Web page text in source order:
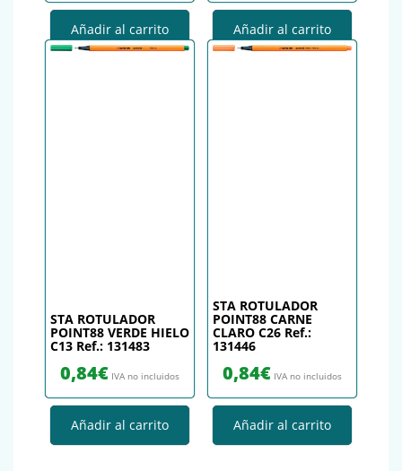
Añadir al carrito Añadir al carrito
STA ROTULADOR
POINT88 VERDE HIELO
C13 Ref.: 131483
0,84€ IVA no incluidos
Añadir al carrito
STA ROTULADOR
POINT88 CARNE
CLARO C26 Ref.:
131446
0,84€ IVA no incluidos
Añadir al carrito